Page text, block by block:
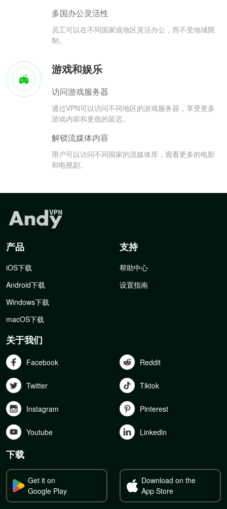
多国办公灵活性
员工可以在不同国家或地区灵活办公，而不受地域限
制。
游戏和娱乐
访问游戏服务器
通过VPN可以访问不同地区的游戏服务器，享受更多
游戏内容和更低的延迟。
解锁流媒体内容
用户可以访问不同国家的流媒体库，观看更多的电影
和电视剧。
产品
iOS下载
Android下载
Windows下载
macOS下载
支持
帮助中心
设置指南
关于我们
Facebook Reddit
Twitter Tiktok
Instagram Pinterest
Youtube Linkedln
下载
Get it on
Google Play
Download on the
App Store